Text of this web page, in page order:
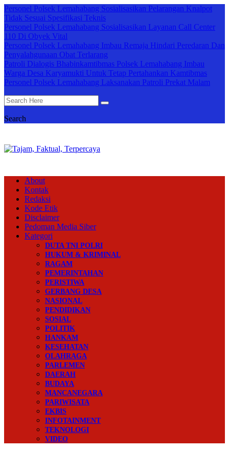
Personel Polsek Lemahabang Sosialisasikan Pelarangan Knalpot
Tidak Sesuai Spesifikasi Teknis
Personel Polsek Lemahabang Sosialisasikan Layanan Call Center
110 Di Obyek Vital
Personel Polsek Lemahabang Imbau Remaja Hindari Peredaran Dan
Penyalahgunaan Obat Terlarang
Patroli Dialogis Bhabinkamtibmas Polsek Lemahabang Imbau
Warga Desa Karyamukti Untuk Tetap Pertahankan Kamtibmas
Personel Polsek Lemahabang Laksanakan Patroli Prekat Malam
Search
About
Kontak
Redaksi
Kode Etik
Disclaimer
Pedoman Media Siber
Kategori
DUTA TNI POLRI
HUKUM & KRIMINAL
RAGAM
PEMERINTAHAN
PERISTIWA
GERBANG DESA
NASIONAL
PENDIDIKAN
SOSIAL
POLITIK
HANKAM
KESEHATAN
OLAHRAGA
PARLEMEN
DAERAH
BUDAYA
MANCANEGARA
PARIWISATA
EKBIS
INFOTAINMENT
TEKNOLOGI
VIDEO